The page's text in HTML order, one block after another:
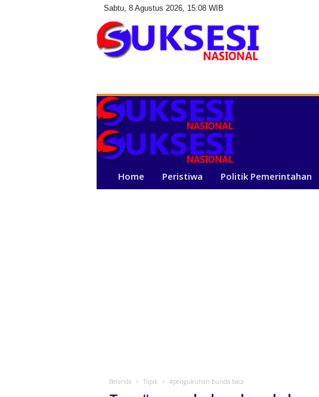
Sabtu, 8 Agustus 2026, 15:08 WIB
s
e
i
N
i
Home Peristiwa Politik Pemerintahan
Beranda Topik #pengukuhan bunda baca